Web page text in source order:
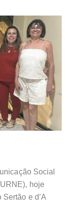
Social
hoje
e d’A